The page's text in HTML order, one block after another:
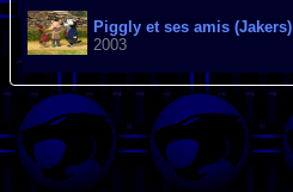
Piggly et ses amis (Jakers)
2003